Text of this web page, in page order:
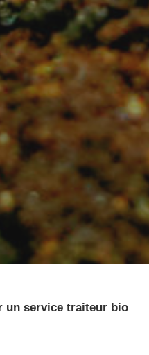
un service traiteur bio